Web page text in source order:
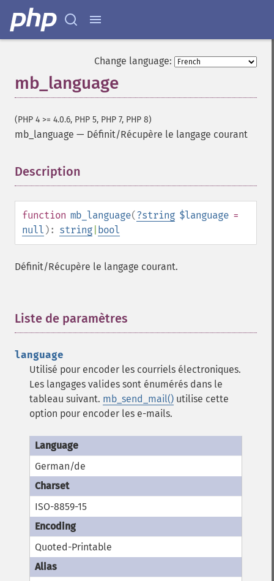
Change language:
mb_language
(PHP 4 >= 4.0.6, PHP 5, PHP 7, PHP 8)
mb_language — Définit/Récupère le langage courant
Description
function mb_language(?string $language =
null ): string bool
Définit/Récupère le langage courant.
Liste de paramètres
language
Utilisé pour encoder les courriels électroniques.
Les langages valides sont énumérés dans le
tableau suivant. mb_send_mail() utilise cette
option pour encoder les e-mails.
German/de
ISO-8859-15
Quoted-Printable